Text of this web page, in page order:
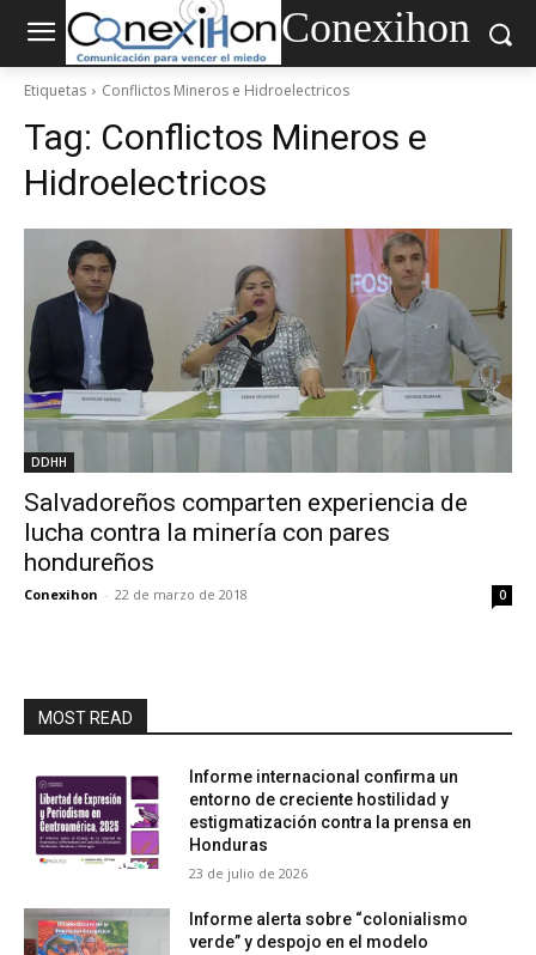
Conexihon
Etiquetas Conflictos Mineros e Hidroelectricos
Tag: Conflictos Mineros e
Hidroelectricos
DDHH
Salvadoreños comparten experiencia de
lucha contra la minería con pares
hondureños
Conexihon - 22 de marzo de 2018 0
MOST READ
Informe internacional confirma un
entorno de creciente hostilidad y
estigmatización contra la prensa en
Honduras
23 de julio de 2026
Informe alerta sobre “colonialismo
verde” y despojo en el modelo